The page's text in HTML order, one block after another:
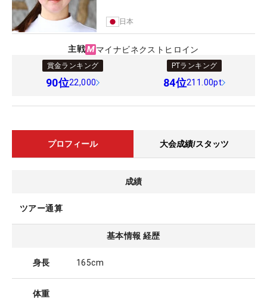
日本
主戦 マイナビネクストヒロイン
賞金ランキング
90位22,000
PTランキング
84位211.00pt
プロフィール 大会成績/スタッツ
成績
ツアー通算
基本情報 経歴
身長 165cm
体重